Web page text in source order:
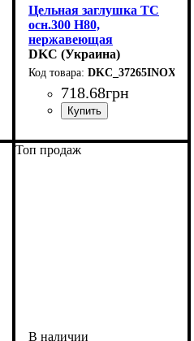
Цельная заглушка ТС
осн.300 H80,
нержавеющая
DKC (Украина)
DKC_37265INOX
718.68грн
аксессуары
сталь
Топ продаж